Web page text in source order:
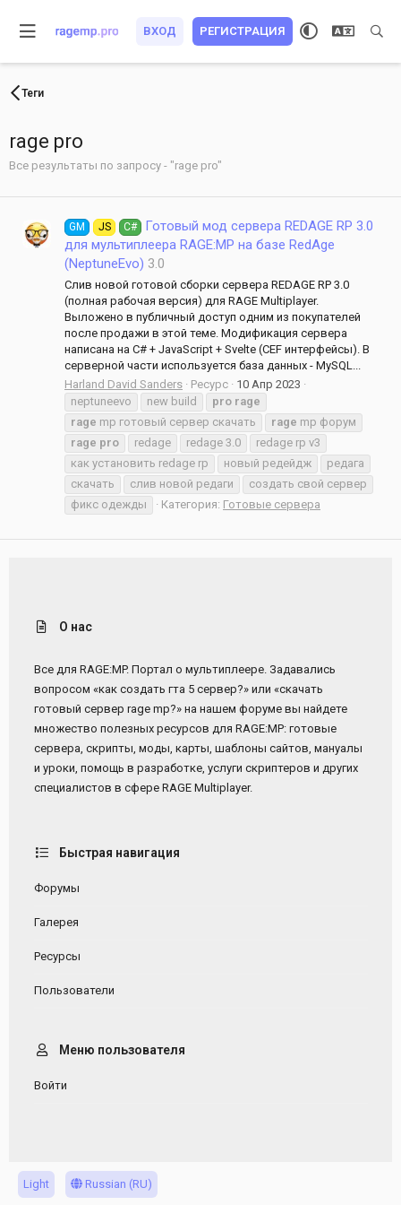
ВХОД РЕГИСТРАЦИЯ
Теги
rage pro
Все результаты по запросу - "rage pro"
GM JS C#
Готовый мод сервера REDAGE RP 3.0
для мультиплеера RAGE:MP на базе RedAge
(NeptuneEvo) 3.0
Слив новой готовой сборки сервера REDAGE RP 3.0
(полная рабочая версия) для RAGE Multiplayer.
Выложено в публичный доступ одним из покупателей
после продажи в этой теме. Модификация сервера
написана на C# + JavaScript + Svelte (CEF интерфейсы). В
серверной части используется база данных - MySQL...
Harland David Sanders
Ресурс
10 Апр 2023
neptuneevo
new build pro rage
rage mp готовый сервер скачать rage mp форум
rage pro redage redage 3.0
redage rp v3
как установить redage rp
новый редейдж
редага
скачать
слив новой редаги
создать свой сервер
фикс одежды
Категория: Готовые сервера
О нас
Все для RAGE:MP. Портал о мультиплеере. Задавались
вопросом «как создать гта 5 сервер?» или «скачать
готовый сервер rage mp?» на нашем форуме вы найдете
множество полезных ресурсов для RAGE:MP: готовые
сервера, скрипты, моды, карты, шаблоны сайтов, мануалы
и уроки, помощь в разработке, услуги скриптеров и других
специалистов в сфере RAGE Multiplayer.
Быстрая навигация
Форумы
Галерея
Ресурсы
Пользователи
Меню пользователя
Войти
Light
Russian (RU)